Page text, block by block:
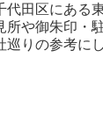
代田区にある
所や御朱印・
巡りの参考に